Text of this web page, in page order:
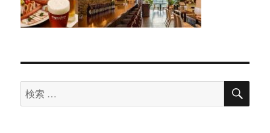
検
索
検